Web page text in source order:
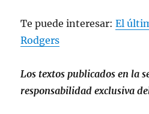
Te puede interesar:El
Rodgers
Los textos publicados en la
responsabilidad exclusiva